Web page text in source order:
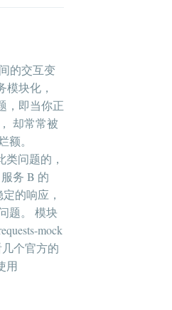
的交互变
块化，
，即当你正
却常常被
。
类问题的，
务 B 的
的响应，
题。 模块
mock
个官方的
用